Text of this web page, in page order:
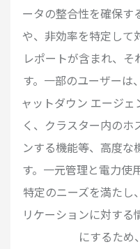
ータの整合性を確保す
や、非効率を特定して
レポートが含まれ、
す。一部のユーザーは
ャットダウン エージ
く、クラスター内のホ
ンする機能等、高度な
す。一元管理と電力使
特定のニーズを満たし
リケーションに対す
にするため